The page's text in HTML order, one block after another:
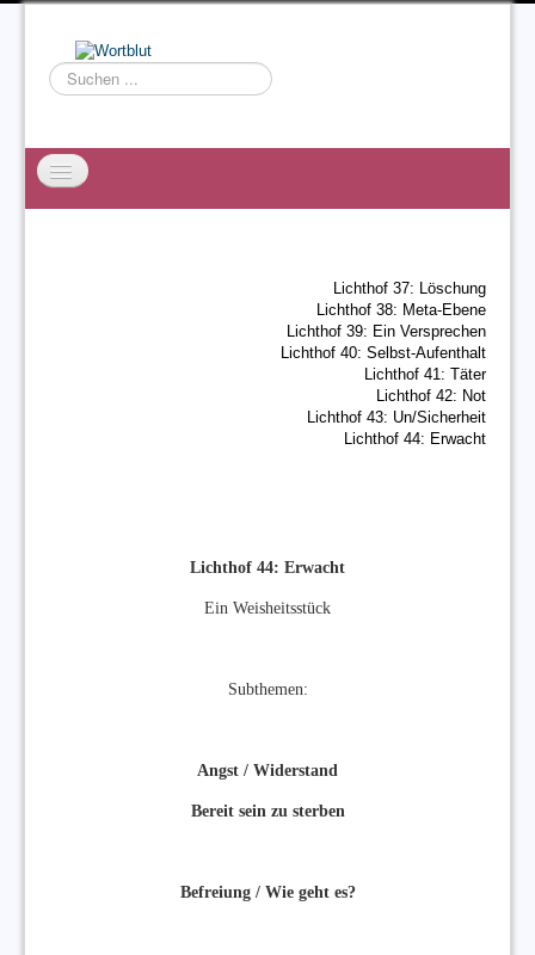
Suchen
...
Lichthof 37: Löschung
Lichthof 38: Meta-Ebene
Lichthof 39: Ein Versprechen
Lichthof 40: Selbst-Aufenthalt
Lichthof 41: Täter
Lichthof 42: Not
Lichthof 43: Un/Sicherheit
Lichthof 44: Erwacht
Lichthof 44: Erwacht
Ein Weisheitsstück
Subthemen:
Angst / Widerstand
Bereit sein zu sterben
Befreiung / Wie geht es?